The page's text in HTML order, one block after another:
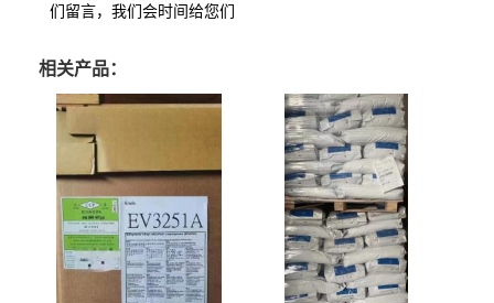
们留言，我们会时间给您们
相关产品：